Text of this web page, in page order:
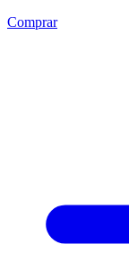
Comprar